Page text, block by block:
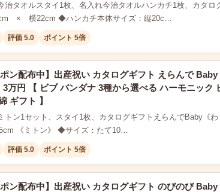
治タオルスタイ1枚、名入れ今治タオルハンカチ1枚、カタ
× 横22cm ◆ハンカチ本体サイズ：縦20c…
評価 5.0 ポイント 5倍
ポン配布中】出産祝い カタログギフト えらんで
3万円 【 ビブ バンダナ 3種から選べる ハーモニック
ギフト 】
トン1セット、スタイ1枚、カタログギフトえらんでBaby《
《ミトン》 ◆サイズ：たて10…
評価 5.0 ポイント 5倍
ポン配布中】出産祝い カタログギフト のびのび